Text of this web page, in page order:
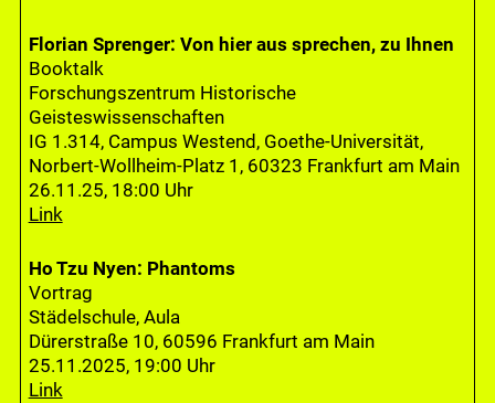
Florian Sprenger: Von hier aus sprechen, zu Ihnen
Booktalk
Forschungszentrum Historische
Geisteswissenschaften
IG 1.314, Campus Westend, Goethe-Universität,
Norbert-Wollheim-Platz 1, 60323 Frankfurt am Main
26.11.25, 18:00 Uhr
Link
Ho Tzu Nyen: Phantoms
Vortrag
Städelschule, Aula
Dürerstraße 10, 60596 Frankfurt am Main
25.11.2025, 19:00 Uhr
Link